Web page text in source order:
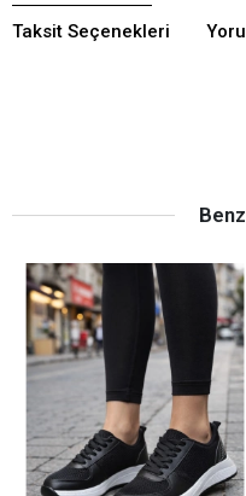
Taksit Seçenekleri